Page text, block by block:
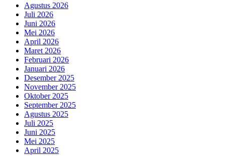
Agustus 2026
Juli 2026
Juni 2026
Mei 2026
April 2026
Maret 2026
Februari 2026
Januari 2026
Desember 2025
November 2025
Oktober 2025
September 2025
Agustus 2025
Juli 2025
Juni 2025
Mei 2025
April 2025